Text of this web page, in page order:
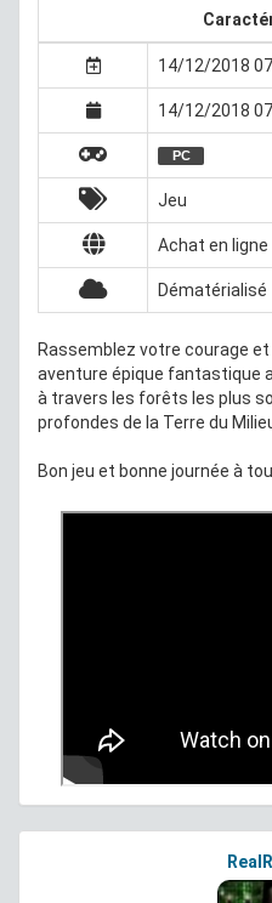
14/12/2018
14/12/2018
PC
Jeu
Achat en ligne
Dématérialisé
Rassemblez votre courage
aventure épique fantastique
à travers les forêts les plus
profondes de la Terre du
Bon jeu et bonne journée à